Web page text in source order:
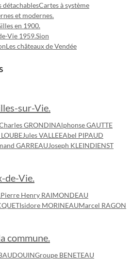
détachablesCartes à système
et modernes.
en 1900.
Vie 1959.Sion
Les châteaux de Vendée
sur-Vie.
GRONDINAlphonse GAUTTE
Jules VALLEEAbel PIPAUD
GARREAUJoseph KLEINDIENST
de-Vie.
Pierre Henry RAIMONDEAU
Isidore MORINEAUMarcel RAGON
commune.
Groupe BENETEAU